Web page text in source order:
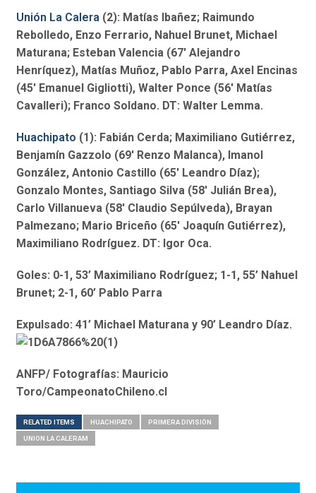
Unión La Calera(2): Matías Ibañez; Raimundo
Rebolledo, Enzo Ferrario, Nahuel Brunet, Michael
Maturana; Esteban Valencia (67′ Alejandro
Henríquez), Matías Muñoz, Pablo Parra, Axel Encinas
(45′ Emanuel Gigliotti), Walter Ponce (56′ Matías
Cavalleri); Franco Soldano. DT: Walter Lemma.
Huachipato (1): Fabián Cerda; Maximiliano Gutiérrez,
Benjamín Gazzolo (69′ Renzo Malanca), Imanol
González, Antonio Castillo (65′ Leandro Díaz);
Gonzalo Montes, Santiago Silva (58′ Julián Brea),
Carlo Villanueva (58′ Claudio Sepúlveda), Brayan
Palmezano; Mario Briceño (65′ Joaquín Gutiérrez),
Maximiliano Rodríguez. DT: Igor Oca.
Goles: 0-1, 53’ Maximiliano Rodríguez; 1-1, 55’ Nahuel
Brunet; 2-1, 60’ Pablo Parra
Expulsado: 41’ Michael Maturana y 90’ Leandro Díaz.
ANFP/ Fotografías: Mauricio
Toro/CampeonatoChileno.cl
RELATED ITEMS HUACHIPATO PRIMERA DIVISIÓN
UNION LA CALERAM